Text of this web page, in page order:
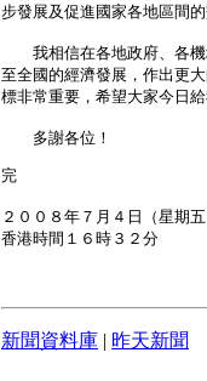
步發展及促進國家各地區間
我相信在各地政府、各機
至全國的經濟發展，作出更
標非常重要，希望大家今日給
多謝各位！
完
２００８年７月４日（星期五
香港時間１６時３２分
新聞資料庫 | 昨天新聞